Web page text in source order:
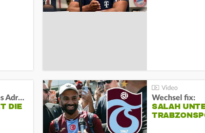
Uwe Rösler: "Brauche dieses Adrenalin"
DIE
Wechsel fix:
SALAH